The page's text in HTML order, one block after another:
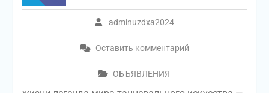
adminuzdxa2024
Оставить комментарий
ОБЪЯВЛЕНИЯ